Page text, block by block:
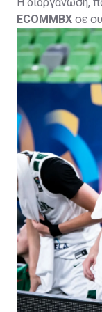
ECOMMBX σε
Basketball
ΑΕΚ Λάρνακας
Ομοσπονδίας